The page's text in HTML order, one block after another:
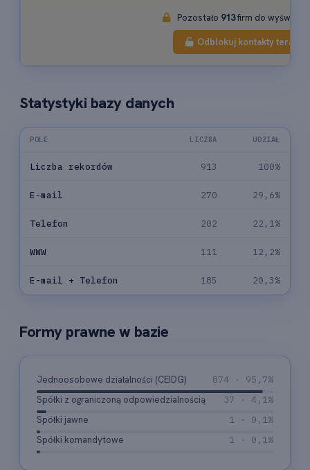
Pozostało 913firm do
Odblokuj kontakty teraz
Statystyki bazy danych
POLE LICZBA UDZIAŁ
Liczba rekordów 913 100%
E-mail 270 29,6%
Telefon 202 22,1%
WWW 111 12,2%
E-mail + Telefon 185 20,3%
Formy prawne w bazie
Jednoosobowe działalności (CEIDG)
874 · 95,7%
Spółki z ograniczoną odpowiedzialnością
37 · 4,1%
Spółki jawne
1 · 0,1%
Spółki komandytowe
1 · 0,1%